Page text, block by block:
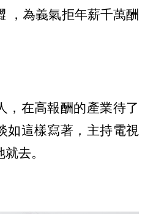
，為義氣拒年薪千萬酬
，在高報酬的產業待了
如這樣寫著，主持電視
去。